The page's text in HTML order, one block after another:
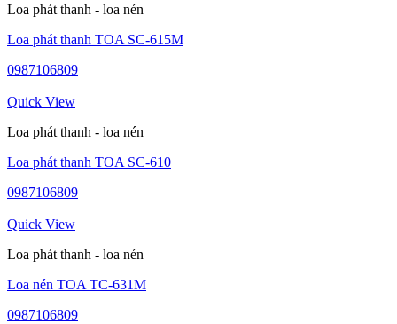
Loa phát thanh - loa nén
Loa phát thanh TOA SC-615M
0987106809
Quick View
Loa phát thanh - loa nén
Loa phát thanh TOA SC-610
0987106809
Quick View
Loa phát thanh - loa nén
Loa nén TOA TC-631M
0987106809